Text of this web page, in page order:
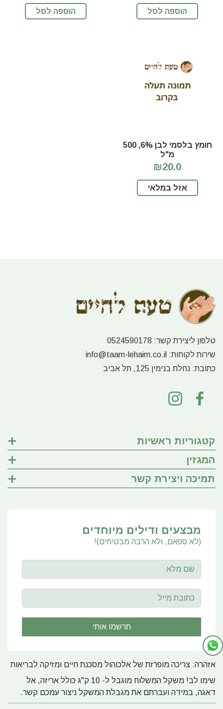
הוספה לסל הוספה לסל
חומץ בלסמי לבן 6%, 500
מ"ל
₪20.0
אזל במלאי
טלפון ליצירת קשר: 0524590178
שירות לקוחות: info@taam-lehaim.co.il
כתובת: נחלת בנימין 125, תל אביב
קטגוריות ראשיות
המגזין
תמיכה ויצירת קשר
מבצעים ודילים מיוחדים
(לא ספאם, ולא הרבה מבטיחים)!
אזהרה: צריכה מופרזת של אלכוהול מסכנת חיים ומזיקה לבריאות
שימו לב! משקל המשלוח מוגבל ל- 10 ק"ג כולל אריזה, אל
דאגה, במידה ועברתם את מגבלת המשקל ניצור עמכם קשר.